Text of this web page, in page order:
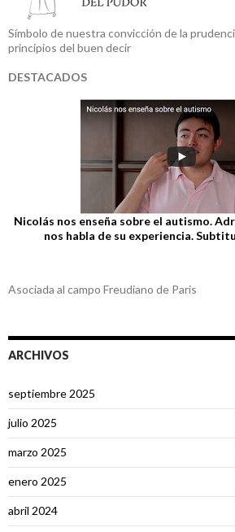
Símbolo de nuestra convicción de la
principios del buen decir
DESTACADOS
Nicolás nos enseña sobre el autismo.
nos habla de su experiencia.
Asociada al campo Freudiano de Paris
ARCHIVOS
septiembre 2025
julio 2025
marzo 2025
enero 2025
abril 2024